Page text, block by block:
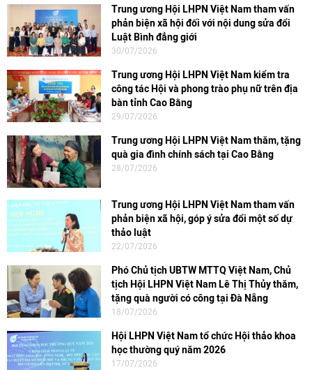
Trung ương Hội LHPN Việt Nam tham vấn
phản biện xã hội đối với nội dung sửa đổi
Luật Bình đẳng giới
30/07/2026
Trung ương Hội LHPN Việt Nam kiểm tra
công tác Hội và phong trào phụ nữ trên địa
bàn tỉnh Cao Bằng
29/07/2026
Trung ương Hội LHPN Việt Nam thăm, tặng
quà gia đình chính sách tại Cao Bằng
28/07/2026
Trung ương Hội LHPN Việt Nam tham vấn
phản biện xã hội, góp ý sửa đổi một số dự
thảo luật
22/07/2026
Phó Chủ tịch UBTW MTTQ Việt Nam, Chủ
tịch Hội LHPN Việt Nam Lê Thị Thủy thăm,
tặng quà người có công tại Đà Nẵng
18/07/2026
Hội LHPN Việt Nam tổ chức Hội thảo khoa
học thường quý năm 2026
17/07/2026